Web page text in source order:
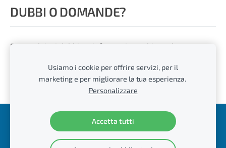
DUBBI O DOMANDE?
Per qualsiasi dubbio o informazione chiama la
alle 12.30 al tel. 02/48714032oppure scrivici a
info@doscasancarlo.it
Cookie
Usiamo i cookie per offrire servizi, per il
marketing e per migliorare la tua esperienza.
Personalizzare
Accetta tutti